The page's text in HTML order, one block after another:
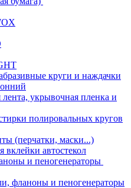
круги и наждачки
укрывочная пленка и
полировальных кругов
(перчатки, маски...)
вклейки автостекол
и пеногенераторы
фланоны и пеногенераторы